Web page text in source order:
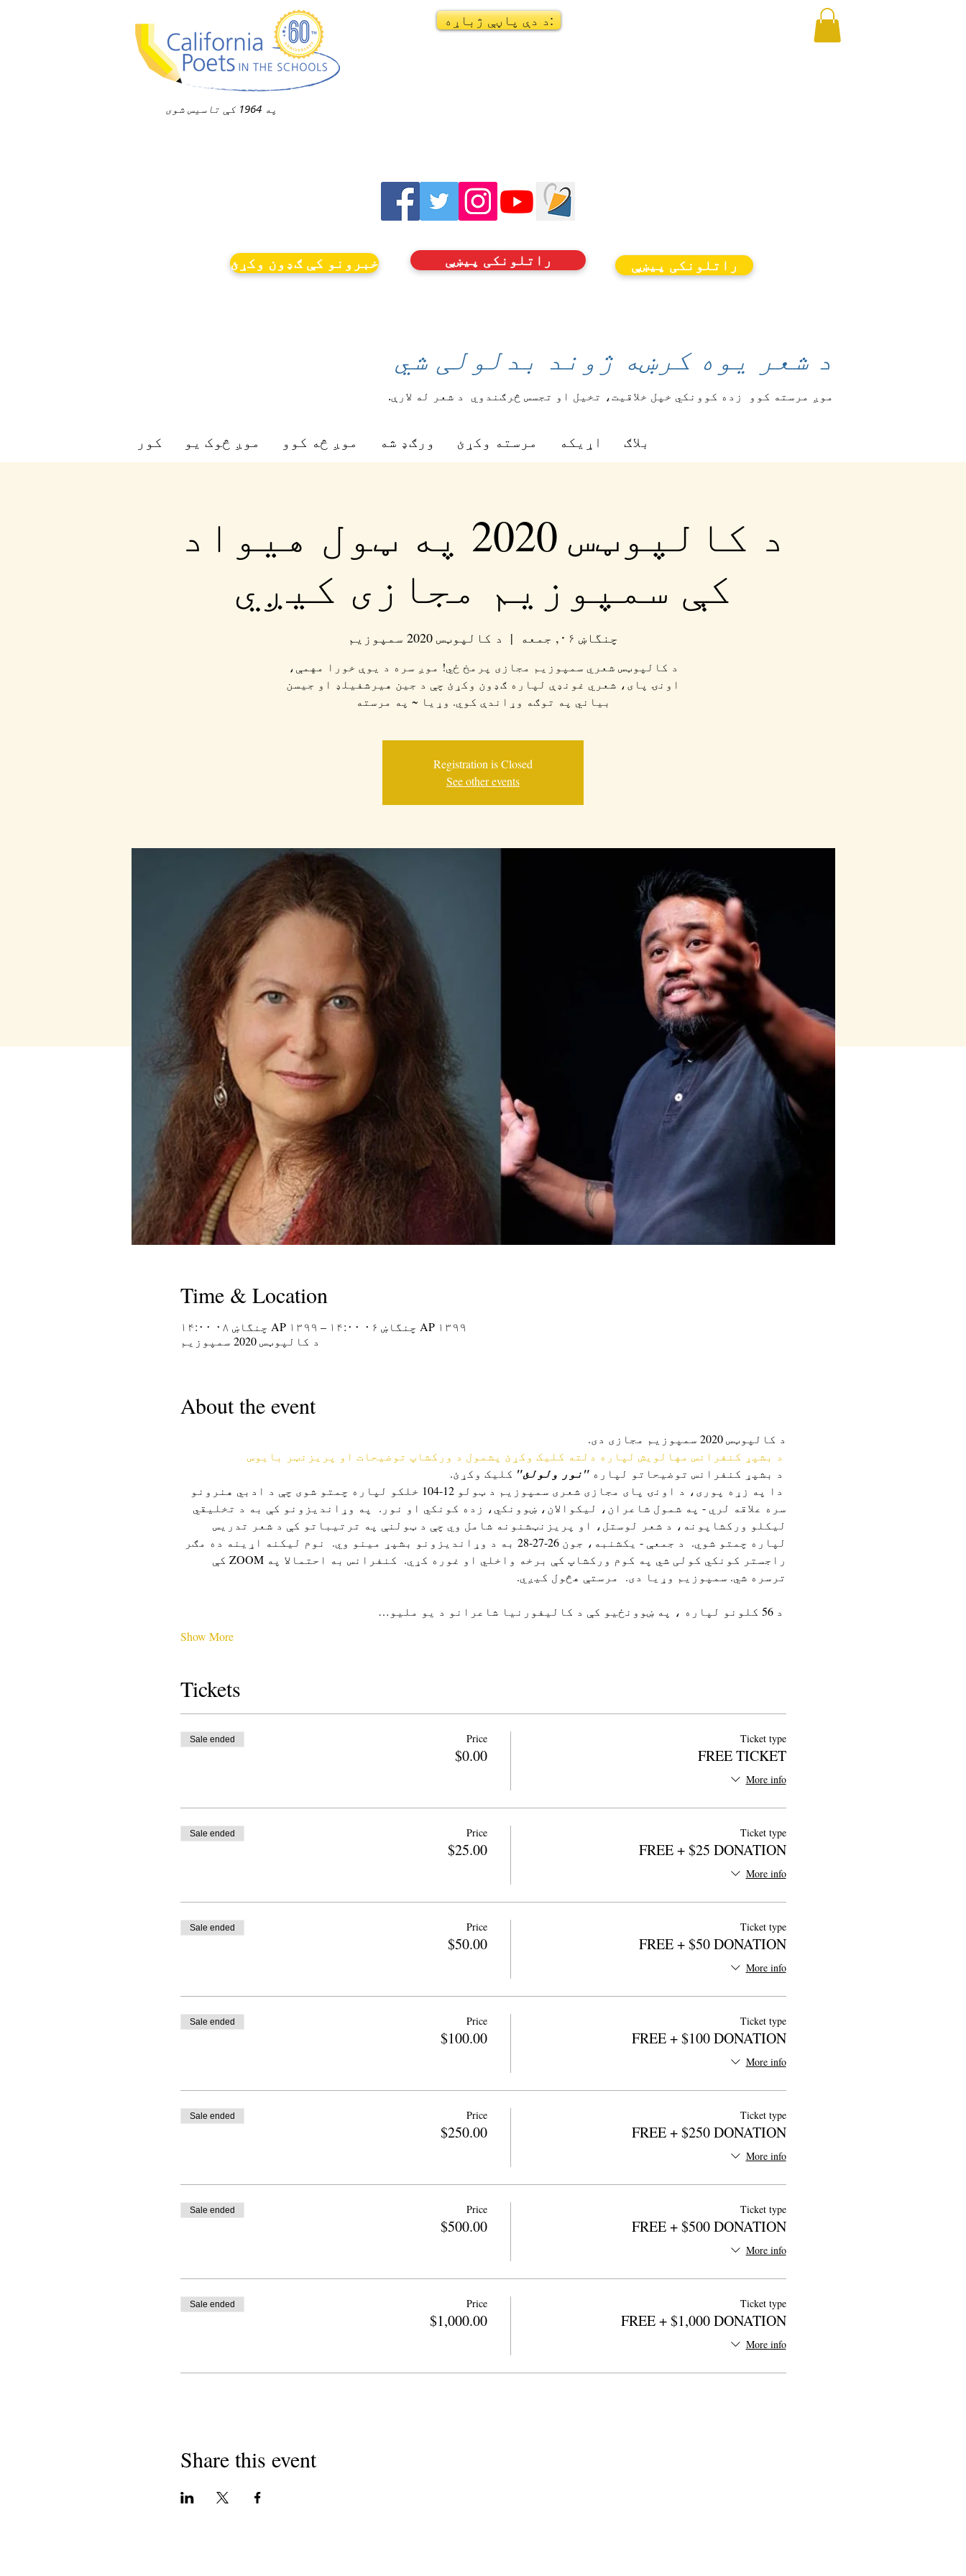
په 1964 کې تاسیس شوی
د دې پاڼې ژباړه:
خبرونو کې ګډون وکړئ راتلونکی پیښې راتلونکی پیښې
د شعر یوه کرښه ژوند بدلولی شي
موږ مرسته کوو زده کوونکي خپل خلاقیت، تخیل او تجسس څرګندوي د شعر له لارې.
کور موږ څوک یو موږ څه کوو ورګډ شه مرسته وکړئ اړیکه بلاګ
د کالپوټس 2020 په ټول هیواد
کې سمپوزیم مجازی کیږي
چنگاښ ۰۶, جمعه
  |
د کالپوټس 2020 سمپوزیم
د کالپوټس شعري سمپوزیم مجازی پرمخ ځي! موږ سره د یوې خورا مهمې،
اونۍ پای، شعري غونډې لپاره ګډون وکړئ چې د جین هیرشفیلډ او جیسن
بیاني په توګه وړاندې کوي. وړیا ~ په مرسته
Registration is Closed
See other events
Time & Location
AP ۱۳۹۹ چنگاښ ۰۶ ۱۴:۰۰ – AP ۱۳۹۹ چنگاښ ۰۸ ۱۴:۰۰
د کالپوټس 2020 سمپوزیم
About the event
د کالپوټس 2020 سمپوزیم مجازی دی.
د بشپړ کنفرانس مهالویش لپاره دلته کلیک وکړئ پشمول د ورکشاپ توضیحات او پریزنټر بایوس
"نور ولولئ" کلیک وکړئ.
دا په زړه پوری، د اونۍ پای مجازی شعری سمپوزیم د ټولو 12-104 خلکو لپاره چمتو شوی چې د ادبي هنرونو
سره علاقه لري - په شمول شاعران، لیکوالان، ښوونکي، زده کونکي او نور.  په وړاندیزونو کې به د تخلیقي
لیکلو ورکشاپونه، د شعر لوستل، او پریزنټشنونه شامل وي چې د ټولنې په ترتیباتو کې د شعر تدریس
لپاره چمتو شوي.  د جمعې - یکشنبه، جون 26-27-28 به د وړاندیزونو بشپړ مینو وي.  نوم لیکنه اړینه ده مګر
راجستر کونکي کولی شي په کوم ورکشاپ کې برخه واخلي او غوره کړي.  کنفرانس به احتمالا په ZOOM کې
ترسره شي. سمپوزیم وړیا دی.  مرستې هڅول کیږي.
Show More
Tickets
Ticket type
FREE TICKET
More info
Price
$0.00
Sale ended
Ticket type
FREE + $25 DONATION
More info
Price
$25.00
Sale ended
Ticket type
FREE + $50 DONATION
More info
Price
$50.00
Sale ended
Ticket type
FREE + $100 DONATION
More info
Price
$100.00
Sale ended
Ticket type
FREE + $250 DONATION
More info
Price
$250.00
Sale ended
Ticket type
FREE + $500 DONATION
More info
Price
$500.00
Sale ended
Ticket type
FREE + $1,000 DONATION
More info
Price
$1,000.00
Sale ended
Share this event